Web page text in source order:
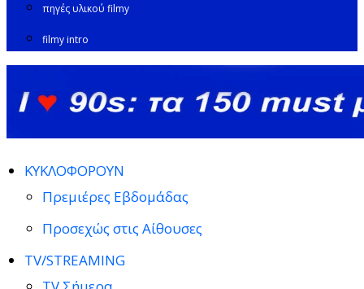
πηγές υλικού filmy
filmy intro
ΚΥΚΛΟΦΟΡΟΥΝ
Πρεμιέρες Εβδομάδας
Προσεχώς στις Αίθουσες
TV/STREAMING